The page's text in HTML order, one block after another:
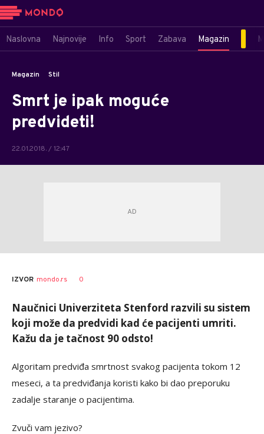
Naslovna Najnovije Info Sport Zabava Magazin
Magazin Stil
Smrt je ipak moguće
predvideti!
22.01.2018. / 12:47
IZVOR mondo.rs 0
Naučnici Univerziteta Stenford razvili su sistem
koji može da predvidi kad će pacijenti umriti.
Kažu da je tačnost 90 odsto!
Algoritam predviđa smrtnost svakog pacijenta tokom 12
meseci, a ta predviđanja koristi kako bi dao preporuku
zadalje staranje o pacijentima.
Zvuči vam jezivo?